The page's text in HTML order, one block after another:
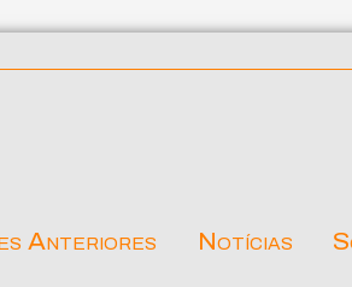
Anteriores Notícias